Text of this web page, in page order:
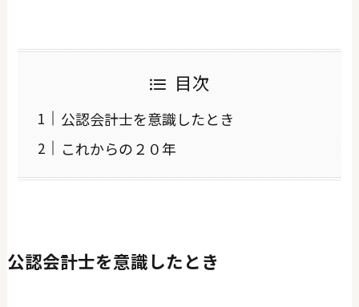
目次
公認会計士を意識したとき
これからの２０年
公認会計士を意識したとき